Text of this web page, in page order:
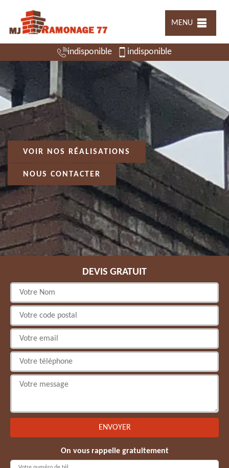
MENU
indisponible indisponible
VOIR NOS RÉALISATIONS
NOUS CONTACTER
DEVIS GRATUIT
On vous rappelle gratuitement